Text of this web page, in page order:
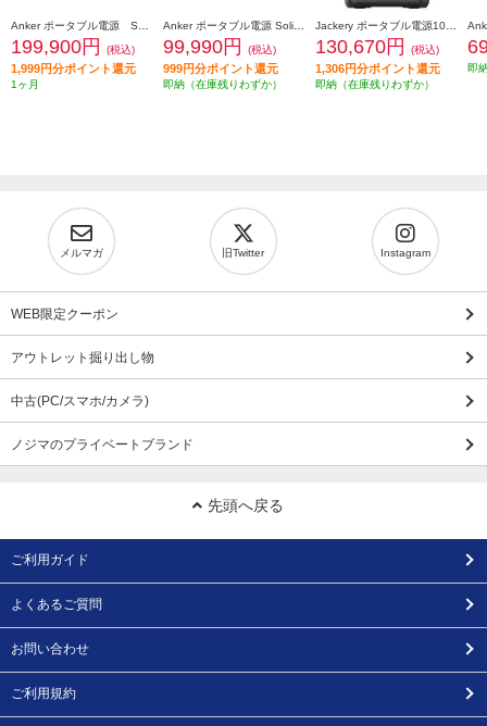
199,900円 (税込)
1,999円分ポイント還元
1ヶ月
99,990円 (税込)
999円分ポイント還元
即納（在庫残りわずか）
130,670円 (税込)
1,306円分ポイント還元
即納（在庫残りわずか）
即
メルマガ 旧Twitter Instagram
WEB限定クーポン
アウトレット掘り出し物
中古(PC/スマホ/カメラ)
ノジマのプライベートブランド
先頭へ戻る
ご利用ガイド
よくあるご質問
お問い合わせ
ご利用規約